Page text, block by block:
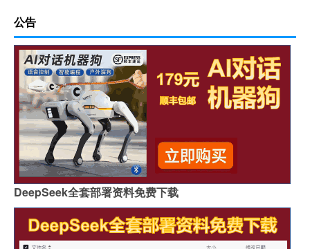
公告
DeepSeek全套部署资料免费下载